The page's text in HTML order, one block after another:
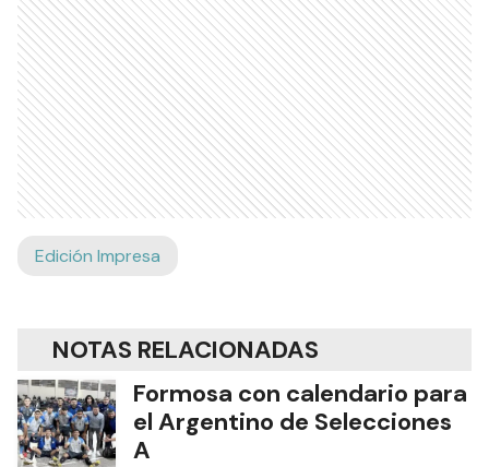
Edición Impresa
NOTAS RELACIONADAS
Formosa con calendario para
el Argentino de Selecciones
A